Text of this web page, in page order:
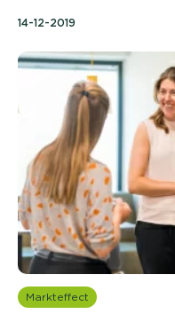
14-12-2019
Markteffect